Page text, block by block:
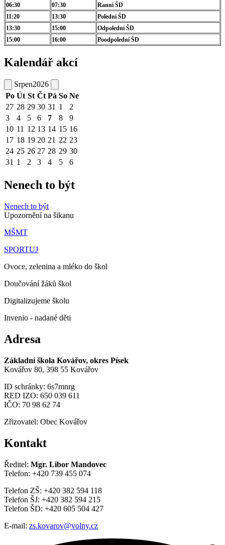
06:30 07:30
Ranní ŠD
11:20
13:30
Polední ŠD
13:30
15:00
Odpolední ŠD
15:00
16:00 Poodpolední ŠD
Kalendář akcí
Srpen2026
Po Út St Čt Pá So Ne
27 28 29 30 31 1
2
3
4 5 6 7 8
9
10 11 12 13 14 15 16
17 18 19 20 21 22 23
24 25 26 27 28 29 30
31 1 2 3 4 5 6
Nenech to být
Nenech to být
Upozornění na šikanu
MŠMT
SPORTUJ
Ovoce, zelenina a mléko do škol
Doučování žáků škol
Digitalizujeme školu
Invenio - nadané děti
Adresa
Základní škola Kovářov, okres Písek
Kovářov 80, 398 55 Kovářov
ID schránky: 6s7mnrg
RED IZO: 650 039 611
IČO: 70 98 62 74
Zřizovatel: Obec Kovářov
Kontakt
Ředitel: Mgr. Libor Mandovec
Telefon: +420 739 455 074
Telefon ZŠ: +420 382 594 118
Telefon ŠJ: +420 382 594 215
Telefon ŠD: +420 605 504 427
E-mail: zs.kovarov@volny.cz